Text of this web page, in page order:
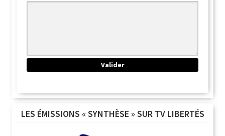
LES ÉMISSIONS « SYNTHÈSE » SUR TV LIBERTÉS